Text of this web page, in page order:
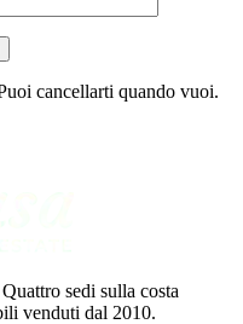
cancellarti quando vuoi.
sedi sulla costa
venduti dal 2010.